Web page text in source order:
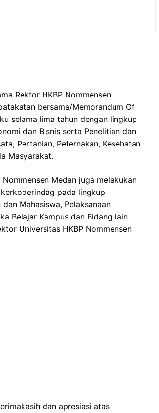
Rektor HKBP Nommensen
bersama/Memorandum Of
selama lima tahun dengan lingkup
dan Bisnis serta Penelitian dan
Pertanian, Peternakan, Kesehatan
Masyarakat.
Medan juga melakukan
pada lingkup
Mahasiswa, Pelaksanaan
Belajar Kampus dan Bidang lain
Universitas HKBP Nommensen
dan apresiasi atas